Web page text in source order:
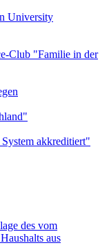
des vom
aus